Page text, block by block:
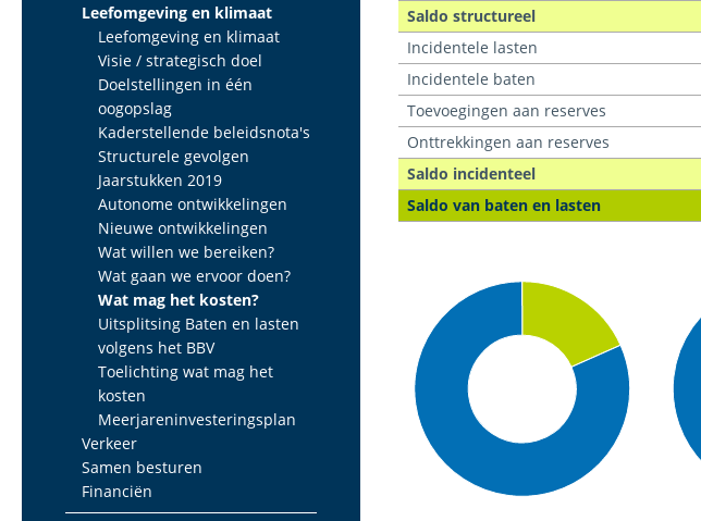
Leefomgeving en klimaat
Leefomgeving en klimaat
Visie / strategisch doel
Doelstellingen in één
oogopslag
Kaderstellende beleidsnota's
Structurele gevolgen
Jaarstukken 2019
Autonome ontwikkelingen
Nieuwe ontwikkelingen
Wat willen we bereiken?
Wat gaan we ervoor doen?
Wat mag het kosten?
Uitsplitsing Baten en lasten
volgens het BBV
Toelichting wat mag het
kosten
Meerjareninvesteringsplan
Verkeer
Samen besturen
Financiën
Saldo structureel
Incidentele lasten
Incidentele baten
Toevoegingen aan reserves
Onttrekkingen aan reserves
Saldo incidenteel
Saldo van baten en lasten